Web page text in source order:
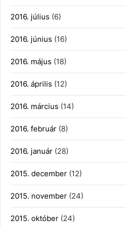
2016. július (6)
2016. június (16)
2016. május (18)
2016. április (12)
2016. március (14)
2016. február (8)
2016. január (28)
2015. december (12)
2015. november (24)
2015. október (24)